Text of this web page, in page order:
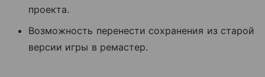
проекта.
Возможность перенести сохранения из старой
версии игры в ремастер.